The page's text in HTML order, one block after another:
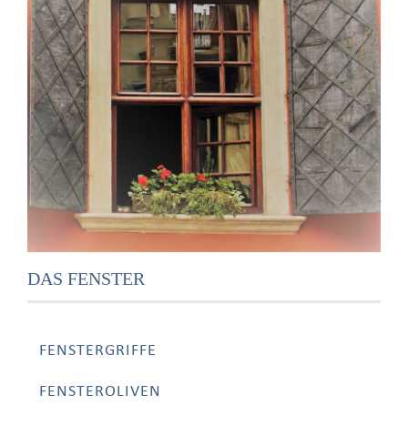
DAS FENSTER
FENSTERGRIFFE
FENSTEROLIVEN